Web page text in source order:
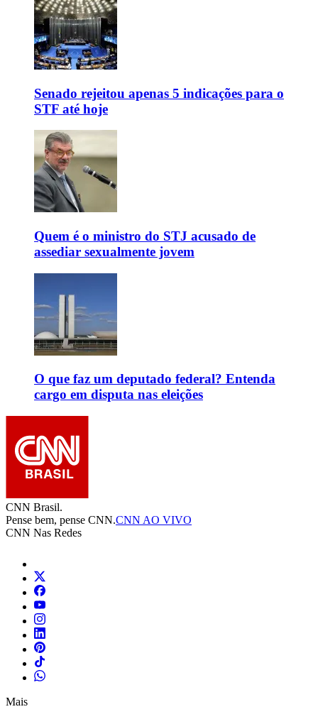
Senado rejeitou apenas 5 indicações para o
STF até hoje
Quem é o ministro do STJ acusado de
assediar sexualmente jovem
O que faz um deputado federal? Entenda
cargo em disputa nas eleições
CNN Brasil.
Pense bem, pense CNN.CNN AO VIVO
CNN Nas Redes
Mais